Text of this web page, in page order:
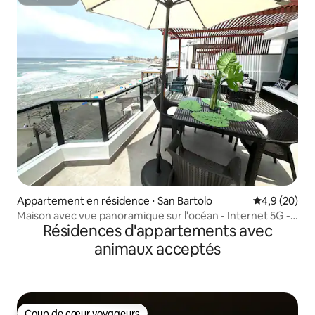
Appartement en résidence ⋅ San Bartolo Évaluation
4,9 (20)
Maison avec vue panoramique sur l'océan - Internet 5G -
8-10 personnes
Résidences d'appartements avec
animaux acceptés